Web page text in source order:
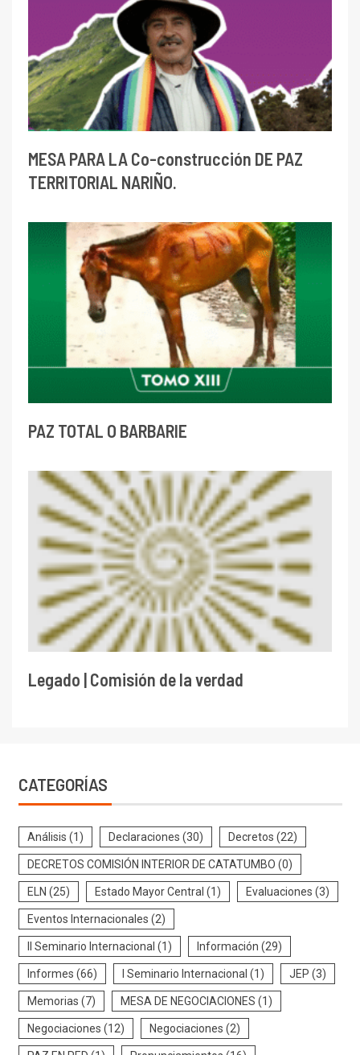
MESA PARA LA Co-construcción DE PAZ
TERRITORIAL NARIÑO.
PAZ TOTAL O BARBARIE
Legado | Comisión de la verdad
CATEGORÍAS
Análisis (1) Declaraciones (30) Decretos (22)
DECRETOS COMISIÓN INTERIOR DE CATATUMBO (0)
ELN (25) Estado Mayor Central (1) Evaluaciones (3)
Eventos Internacionales (2)
II Seminario Internacional (1) Información (29)
Informes (66) I Seminario Internacional (1) JEP (3)
Memorias (7) MESA DE NEGOCIACIONES (1)
Negociaciones (12) Negociaciones (2)